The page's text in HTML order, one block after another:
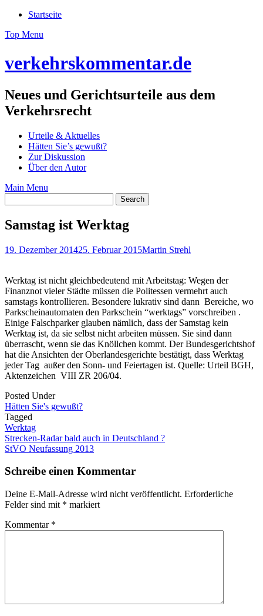
Skip
content
Startseite
Top Menu
verkehrskommentar.de
Neues und Gerichtsurteile aus dem
Verkehrsrecht
Urteile & Aktuelles
Hätten Sie’s gewußt?
Zur Diskussion
Über den Autor
Main Menu
Samstag ist Werktag
19. Dezember 201425. Februar 2015Martin Strehl
Werktag ist nicht gleichbedeutend mit Arbeitstag: Wegen der
Finanznot vieler Städte müssen die Politessen vermehrt auch
samstags kontrollieren. Besondere lukrativ sind dann Bereiche, wo
Parkscheinautomaten den Parkschein “werktags” vorschreiben .
Einige Falschparker glauben nämlich, dass der Samstag kein
Werktag ist, da sie selbst nicht arbeiten müssen. Sie sind dann
überrascht, wenn sie das Knöllchen kommt. Der Bundesgerichtshof
hat die Ansichten der Oberlandesgerichte bestätigt, dass Werktag
jeder Tag außer den Sonn- und Feiertagen ist. Quelle: Urteil BGH,
Aktenzeichen VIII ZR 206/04.
Posted Under
Hätten Sie's gewußt?
Tagged
Werktag
Post
navigation
Strecken-Radar bald auch in Deutschland ?
StVO Neufassung 2013
Schreibe einen Kommentar
Deine E-Mail-Adresse wird nicht veröffentlicht. Erforderliche
Felder sind mit * markiert
Kommentar *